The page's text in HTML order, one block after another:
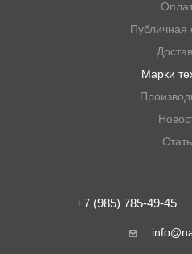
Публичная
Марки
+7 (985) 785-49-45